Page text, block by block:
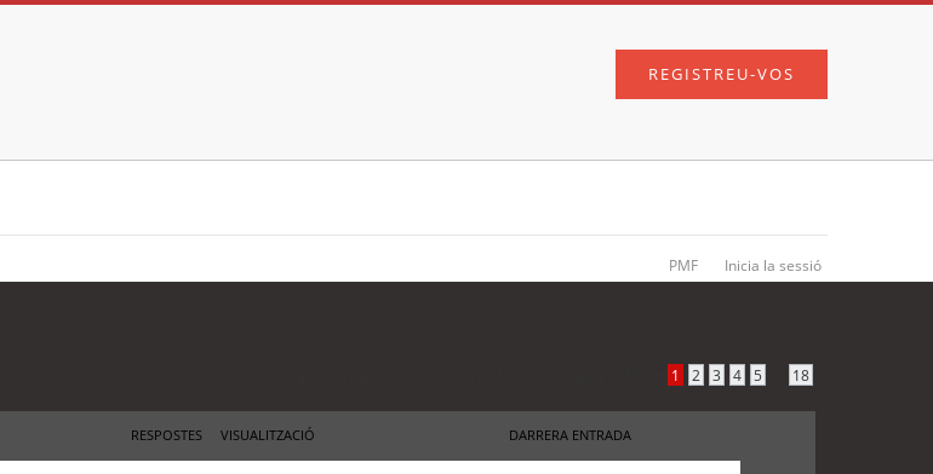
REGISTREU-VOS
PMF Inicia la sessió
1 2 3 4 5 18
RESPOSTES VISUALITZACIÓ DARRERA ENTRADA